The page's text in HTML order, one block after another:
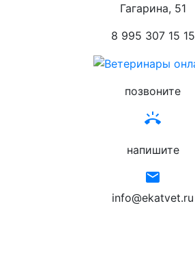
Гагарина, 51
8 995 307 15 15
позвоните
ring_volume
напишите
email
info@ekatvet.ru